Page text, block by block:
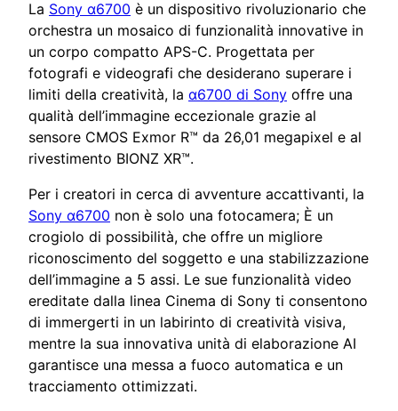
La Sony α6700 è un dispositivo rivoluzionario che
orchestra un mosaico di funzionalità innovative in
un corpo compatto APS-C. Progettata per
fotografi e videografi che desiderano superare i
limiti della creatività, la α6700 di Sony offre una
qualità dell’immagine eccezionale grazie al
sensore CMOS Exmor R™ da 26,01 megapixel e al
rivestimento BIONZ XR™.
Per i creatori in cerca di avventure accattivanti, la
Sony α6700 non è solo una fotocamera; È un
crogiolo di possibilità, che offre un migliore
riconoscimento del soggetto e una stabilizzazione
dell’immagine a 5 assi. Le sue funzionalità video
ereditate dalla linea Cinema di Sony ti consentono
di immergerti in un labirinto di creatività visiva,
mentre la sua innovativa unità di elaborazione AI
garantisce una messa a fuoco automatica e un
tracciamento ottimizzati.